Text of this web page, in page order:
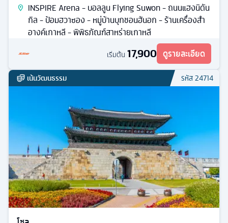
INSPIRE Arena - บอลลูน Flying Suwon - ถนนแฮงนิดัน
กิล - ป้อมฮวาซอง - หมู่บ้านบุกชอนฮันอก - ร้านเครื่องสำ
อางค์เกาหลี - พิพิธภัณฑ์สาหร่ายเกาหลี
เริ่มต้น 17,900 ดูรายละเอียด
เน้นวัฒนธรรม รหัส24714